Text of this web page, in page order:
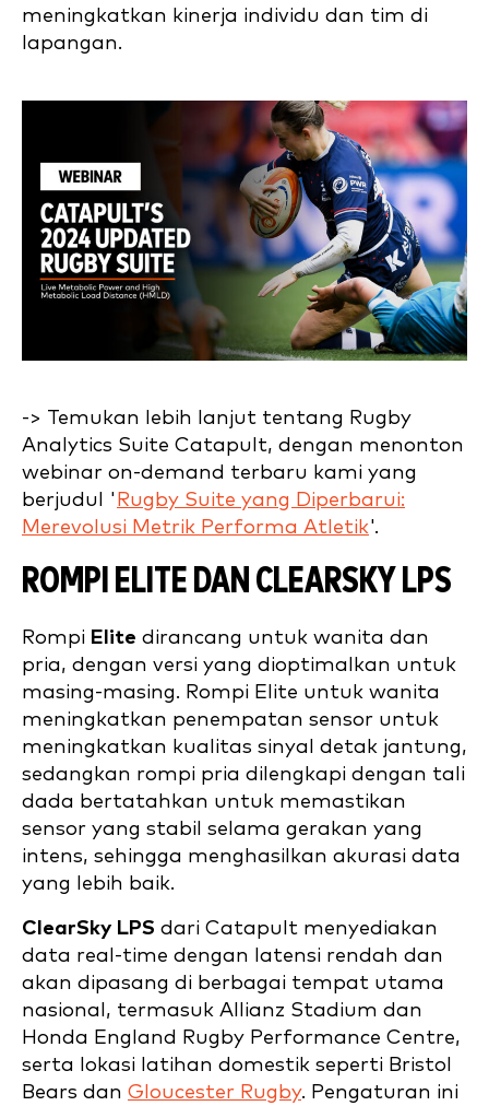
meningkatkan kinerja individu dan tim di
lapangan.
-> Temukan lebih lanjut tentang Rugby
Analytics Suite Catapult, dengan menonton
webinar on-demand terbaru kami yang
berjudul ' Rugby Suite yang Diperbarui:
Merevolusi Metrik Performa Atletik'.
ROMPI ELITE DAN CLEARSKY LPS
Rompi Elite dirancang untuk wanita dan
pria, dengan versi yang dioptimalkan untuk
masing-masing. Rompi Elite untuk wanita
meningkatkan penempatan sensor untuk
meningkatkan kualitas sinyal detak jantung,
sedangkan rompi pria dilengkapi dengan tali
dada bertatahkan untuk memastikan
sensor yang stabil selama gerakan yang
intens, sehingga menghasilkan akurasi data
yang lebih baik.
ClearSky LPS dari Catapult menyediakan
data real-time dengan latensi rendah dan
akan dipasang di berbagai tempat utama
nasional, termasuk Allianz Stadium dan
Honda England Rugby Performance Centre,
serta lokasi latihan domestik seperti Bristol
Bears dan Gloucester Rugby. Pengaturan ini